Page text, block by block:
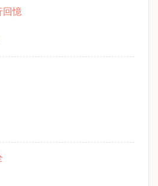
回憶